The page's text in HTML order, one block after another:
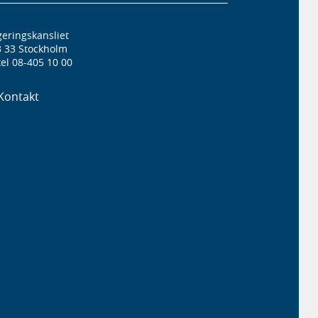
33 Stockholm
08-405 10 00